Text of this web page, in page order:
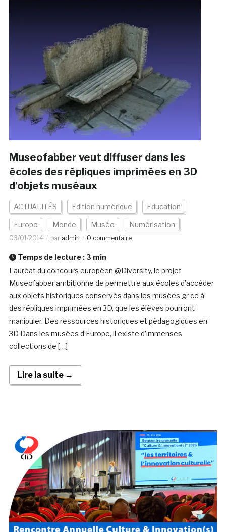
Museofabber veut diffuser dans les
écoles des répliques imprimées en 3D
d’objets muséaux
ACTUALITÉS Edition numérique Education
Europe Monde Musée Numérisation
03/01/2014 par admin 0 commentaire
Temps de lecture : 3 min
Lauréat du concours européen @Diversity, le projet
Museofabber ambitionne de permettre aux écoles d’accéder
aux objets historiques conservés dans les musées gr ce à
des répliques imprimées en 3D, que les élèves pourront
manipuler. Des ressources historiques et pédagogiques en
3D Dans les musées d’Europe, il existe d’immenses
collections de […]
Lire la suite →